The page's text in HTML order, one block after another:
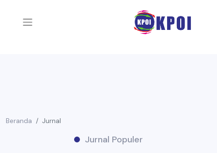
Beranda Jurnal
Jurnal Populer